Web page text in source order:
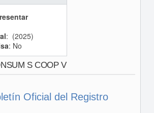
: (2025)
: No
S COOP V
Oficial del Registro